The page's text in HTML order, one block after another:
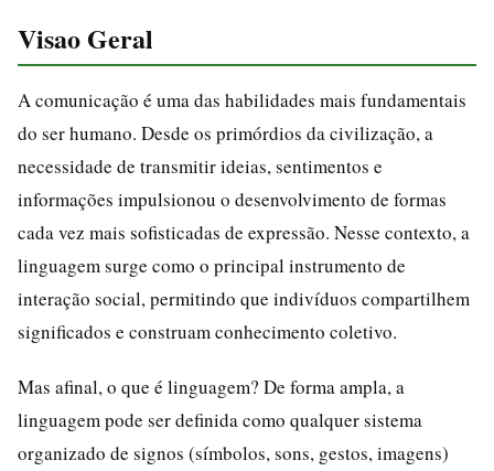
Visao Geral
A comunicação é uma das habilidades mais fundamentais
do ser humano. Desde os primórdios da civilização, a
necessidade de transmitir ideias, sentimentos e
informações impulsionou o desenvolvimento de formas
cada vez mais sofisticadas de expressão. Nesse contexto, a
linguagem surge como o principal instrumento de
interação social, permitindo que indivíduos compartilhem
significados e construam conhecimento coletivo.
Mas afinal, o que é linguagem? De forma ampla, a
linguagem pode ser definida como qualquer sistema
organizado de signos (símbolos, sons, gestos, imagens)